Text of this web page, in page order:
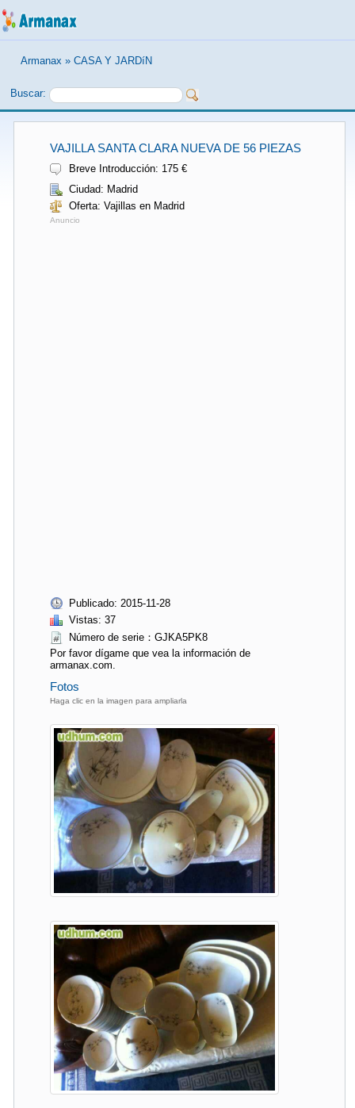
Armanax » CASA Y JARDíN
Buscar:
VAJILLA SANTA CLARA NUEVA DE 56 PIEZAS
Breve Introducción: 175 €
Ciudad: Madrid
Oferta: Vajillas en Madrid
Anuncio
Publicado: 2015-11-28
Vistas: 37
Número de serie：GJKA5PK8
Por favor dígame que vea la información de
armanax.com.
Fotos
Haga clic en la imagen para ampliarla